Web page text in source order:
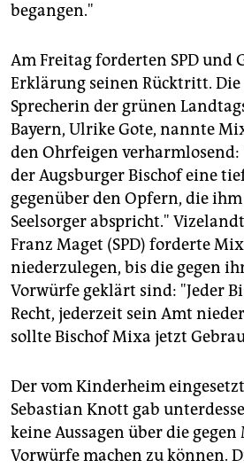
begangen."
Am Freitag forderten SPD und
Erklärung seinen Rücktritt.
Sprecherin der grünen
Bayern, Ulrike Gote, nannte
den Ohrfeigen
der Augsburger Bischof eine
gegenüber den Opfern, die
Seelsorger abspricht."
Franz Maget (SPD) forderte
niederzulegen, bis die gegen
Vorwürfe geklärt sind: "Jeder
Recht, jederzeit sein Amt
sollte Bischof Mixa jetzt
Der vom Kinderheim
Sebastian Knott gab
keine Aussagen über die
Vorwürfe machen zu können.